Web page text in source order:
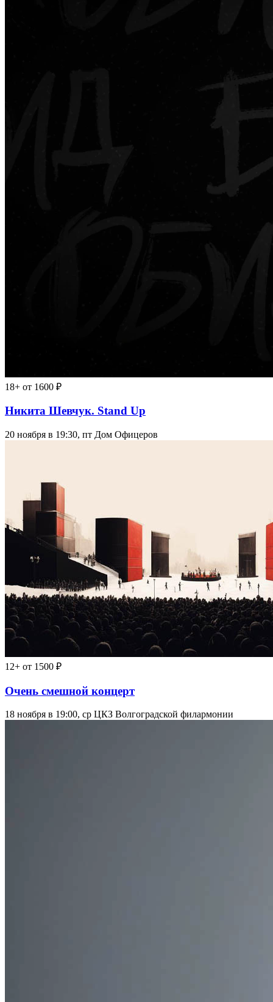
18+ от 1600 ₽
Никита Шевчук. Stand Up
20 ноября в 19:30, пт Дом Офицеров
12+ от 1500 ₽
Очень смешной концерт
18 ноября в 19:00, ср ЦКЗ Волгоградской филармонии